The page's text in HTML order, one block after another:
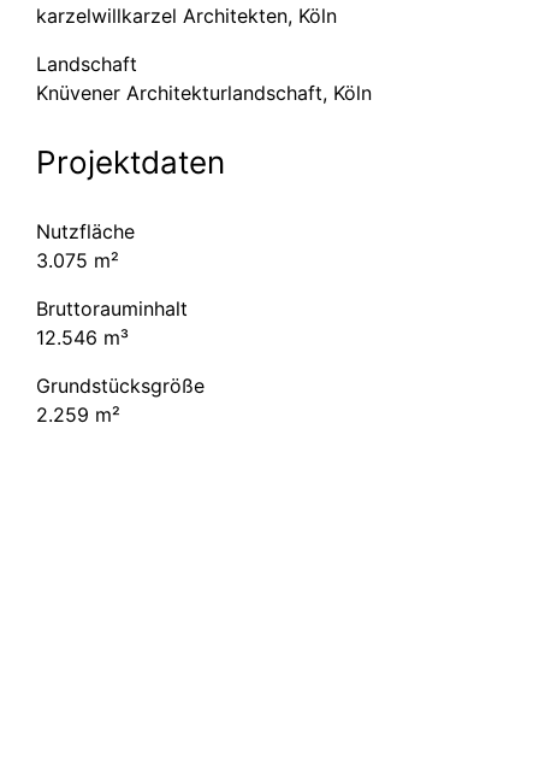
karzel­will­karzel Architekten, Köln
Landschaft
Knüvener Architek­tur­land­schaft, Köln
Projektdaten
Nutzfläche
3.075 m²
Brutto­raum­inhalt
12.546 m³
Grundstücksgröße
2.259 m²